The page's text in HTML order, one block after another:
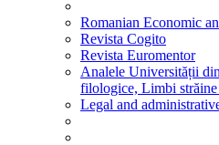
Romanian Economic
Revista Cogito
Revista Euromentor
Analele Universității
filologice, Limbi străine
Legal and